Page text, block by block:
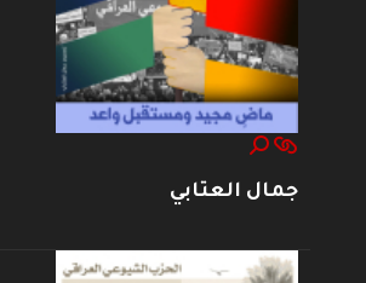
جمال العتابي